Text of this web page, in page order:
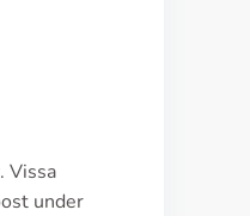
Vissa
under